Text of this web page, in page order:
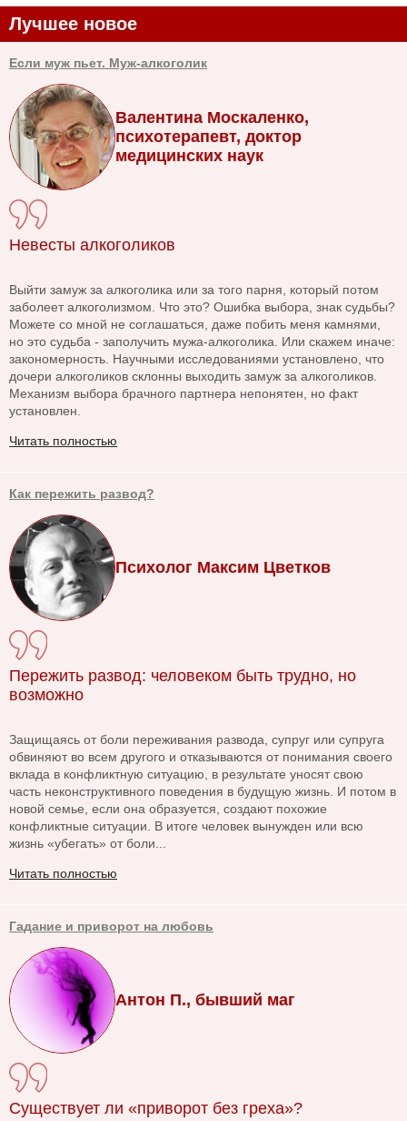
Лучшее новое
Если муж пьет. Муж-алкоголик
Валентина Москаленко,
психотерапевт, доктор
медицинских наук
Невесты алкоголиков
Выйти замуж за алкоголика или за того парня, который потом
заболеет алкоголизмом. Что это? Ошибка выбора, знак судьбы?
Можете со мной не соглашаться, даже побить меня камнями,
но это судьба - заполучить мужа-алкоголика. Или скажем иначе:
закономерность. Научными исследованиями установлено, что
дочери алкоголиков склонны выходить замуж за алкоголиков.
Механизм выбора брачного партнера непонятен, но факт
установлен.
Читать полностью
Как пережить развод?
Психолог Максим Цветков
Пережить развод: человеком быть трудно, но
возможно
Защищаясь от боли переживания развода, супруг или супруга
обвиняют во всем другого и отказываются от понимания своего
вклада в конфликтную ситуацию, в результате уносят свою
часть неконструктивного поведения в будущую жизнь. И потом в
новой семье, если она образуется, создают похожие
конфликтные ситуации. В итоге человек вынужден или всю
жизнь «убегать» от боли...
Читать полностью
Гадание и приворот на любовь
Антон П., бывший маг
Существует ли «приворот без греха»?